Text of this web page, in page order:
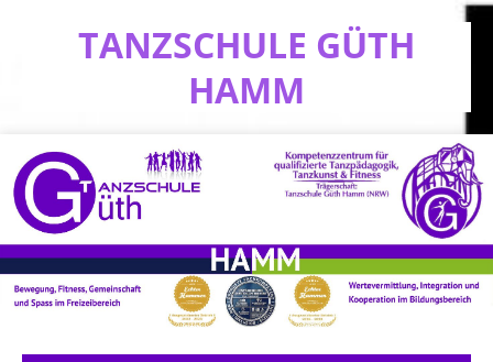
TANZSCHULE GÜTH
HAMM